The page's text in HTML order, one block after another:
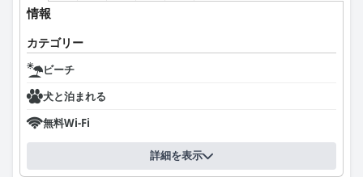
情報
カテゴリー
ビーチ
犬と泊まれる
無料Wi-Fi
詳細を表示